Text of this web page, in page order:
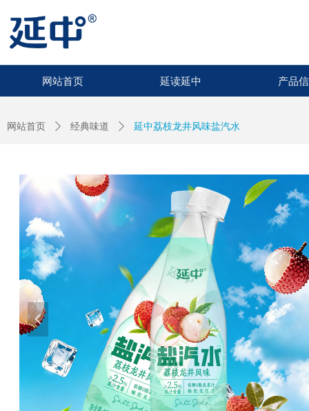
网站首页 延读延中 产品
网站首页 ꄲ 经典味道 ꄲ 延中荔枝龙井风味盐汽水
넳